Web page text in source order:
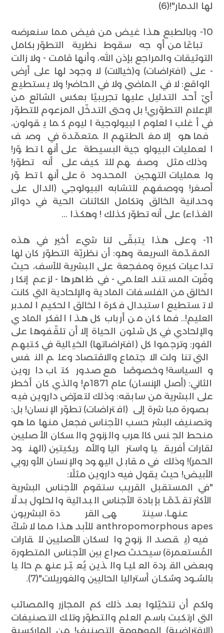
لها الدمار"!(6)
10- وبالطبع هذا غيض من فيض مما سنعرضه
تباعًا من أوجه سقوط نظرية التطوّر بكامل
التوثيقات والمراجع بإذن الله، وأنها قامت - ولا زالت
- على (افتراضات) و(خيالات) لا وجود لها على أرض
الواقع: لا في الماضي ولا في الحاضر! ولا يستطيع
أيّ أحد التدليل عليها تجريبيًا بعكس الشائع من
الإعلام التطوّري! بل وحتى التدخّل المزعوم للتطوّر
في أغلب العلوم البيولوجية اليوم كما يقولون،
فما هو إلا مغالطتهم المتعمّدة في وصف
العمليات البيولوجية البسيطة على أنها تطوّر!
وذلك مثل وصفهم للتكيف على أنه تطوّر!
ولعمليات التهجين المحدودة على أنها تطوّر
أصغر! ووصفهم للتشابه البيولوجي (الدال على
وحدانية الخالق وتكامل الكائنات الحية في دوائر
الغذاء) على أنه تطوّر كذلك ! وهكذا ...
11- وعلى هذا يتبقّى لنا شيء أخير في هذه
المقدّمة السريعة وهو: أن نظريّة التطوّر كان لها
تداعيات كبيرة ومفجعة على البشرية للأسف، حيث
وفّرت المستند العلمي - في ظاهرها - لزعم إنكار
الخالق من الفلسفات المادية والإلحادية التي كانت
لا تستطيع استبدال فكرة الخالق الحكيم المدبر
العليم!.. فما كان من أرباب كل هذا الفكر المادي
والإلحادي في كل شئون الحياة إلا أن تلقّفوها على
الفور: وترجموا كل (افتراضاتها) الخيالية في كتبهم
التي تناولت الاجتماع والاقتصاد وعلم النفس
والسياسة! وخصوصًا مع صدور كتاب داروين
الثاني: (أصل الإنسان) عام 1871م! والذي كان أخطر
على البشرية من سابقه: وذلك لتعرّض داروين فيه
بصورة مباشرة إلى (افتراضات) تطوّر الإنسان! بل:
وتصنيف البشر حسب الأجناس فجعل منها ما هو
منحط الجنس كالعرب والزنوج والسكان الأصليين
لقارات أفريقيا واستراليا والأمريكيتين (الهنود
الحمر)! وذلك في مقابل اليهود والإنسان الأوروبي
الأبيض! حيث يقول فيه داروين مثلًا:
"في المستقبل القريب ستقوم الأجناس البشرية
الأكثر تقدّمًـا بإبادة الأجناس البدائية والحلول بدلًا
عنهـا، سينتهى القردة البشريون
anthropomorphous apes للأبد هذا مما لا شكّ
فيه (يقصد الزنوج والسكان الأصليين للقارات
المُستعمرة) سيحدث صراع بين الأجناس المتطورة
وبعض القردة العليـا والذين يُعبّـر عنهم حاليا
بالسُـود وسُكـان أستراليا الحاليين والغوريلات"(7).
ولكم أن تتخيّلوا بعد ذلك كم المجازر والمصائب
التي ارتكبت باسم العلم والتطوّر وتلك التصنيفات
(الافتراضية) الموهومة التصنيف! من الماركسية